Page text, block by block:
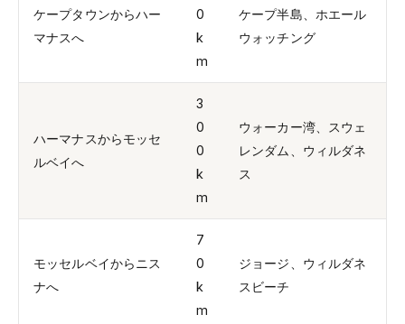
ケープタウンからハー
マナスへ
0
k
m
ケープ半島、ホエール
ウォッチング
ハーマナスからモッセ
ルベイへ
3
0
0
k
m
ウォーカー湾、スウェ
レンダム、ウィルダネ
ス
モッセルベイからニス
ナへ
7
0
k
m
ジョージ、ウィルダネ
スビーチ